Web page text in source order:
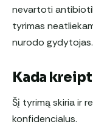
nevartoti
tyrimas
nurodo gydytojas.
Kada
Šį tyrimą skiria ir
konfidencialus.